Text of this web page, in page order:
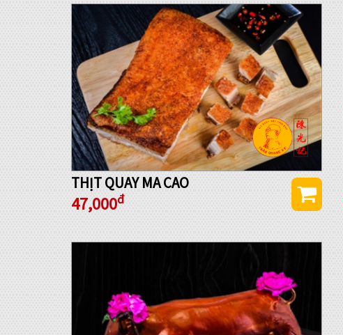
THỊT QUAY MA CAO
47,000đ